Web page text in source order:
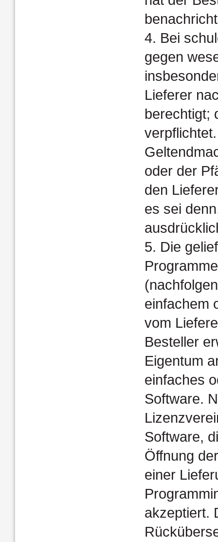
4. Bei
gegen
Lieferer
berechtigt;
oder der
den
es sei
5. Die
einfachem
vom
Besteller
Eigentum
einfaches
Software.
Software,
Öffnung
einer
akzeptiert.